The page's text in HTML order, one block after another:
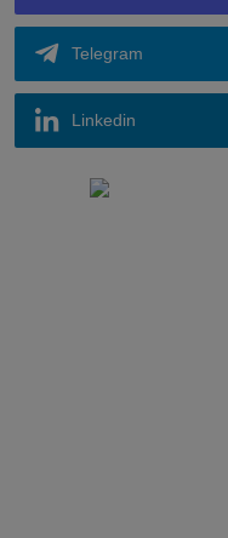
Telegram
Linkedin